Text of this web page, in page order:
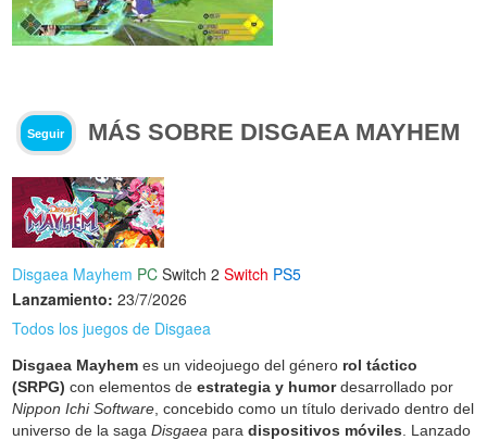
Seguir MÁS SOBRE DISGAEA MAYHEM
Disgaea Mayhem PC Switch 2 Switch PS5
Lanzamiento: 23/7/2026
Todos los juegos de Disgaea
Disgaea Mayhem es un videojuego del género rol táctico
(SRPG) con elementos deestrategia y humordesarrollado por
Nippon Ichi Software , concebido como un título derivado dentro del
universo de la sagaDisgaea paradispositivos móviles . Lanzado